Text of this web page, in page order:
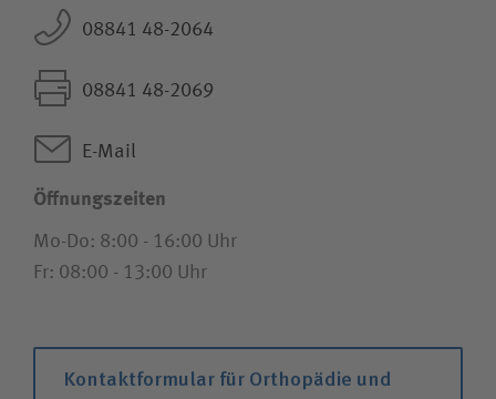
08841 48-2064
08841 48-2069
E-Mail
Öffnungszeiten
Mo-Do: 8:00 - 16:00 Uhr
Fr: 08:00 - 13:00 Uhr
Kontaktformular für Orthopädie und